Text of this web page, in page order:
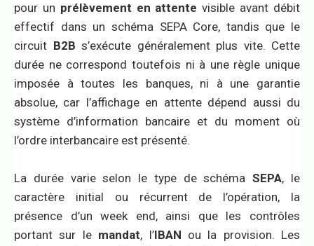
pour un prélèvement en attente visible avant débit
effectif dans un schéma SEPA Core, tandis que le
circuit B2B s’exécute généralement plus vite. Cette
durée ne correspond toutefois ni à une règle unique
imposée à toutes les banques, ni à une garantie
absolue, car l’affichage en attente dépend aussi du
système d’information bancaire et du moment où
l’ordre interbancaire est présenté.
La durée varie selon le type de schémaSEPA, le
caractère initial ou récurrent de l’opération, la
présence d’un week end, ainsi que les contrôles
portant sur le mandat, l’IBAN ou la provision. Les